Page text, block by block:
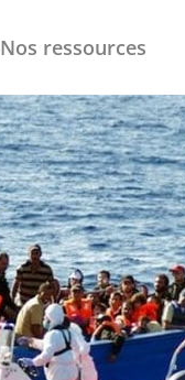
Nos ressources